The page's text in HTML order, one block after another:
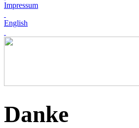
Impressum
English
Danke